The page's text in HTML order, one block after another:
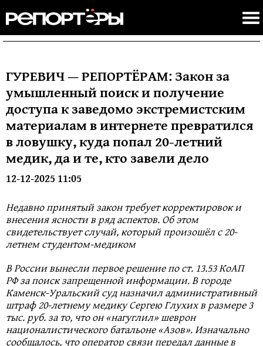
ГУРЕВИЧ — РЕПОРТЁРАМ: Закон за
умышленный поиск и получение
доступа к заведомо экстремистским
материалам в интернете превратился
в ловушку, куда попал 20-летний
медик, да и те, кто завели дело
12-12-2025 11:05
Недавно принятый закон требует корректировок и
внесения ясности в ряд аспектов. Об этом
свидетельствует случай, который произошёл с 20-
летнем студентом-медиком
В России вынесли первое решение по ст. 13.53 КоАП
РФ за поиск запрещенной информации. В городе
Каменск-Уральский суд назначил административный
штраф 20-летнему медику Сергею Глухих в размере 3
тыс. руб. за то, что он «нагуглил» шеврон
националистического батальоне «Азов». Изначально
сообщалось, что оператор связи передал данные в